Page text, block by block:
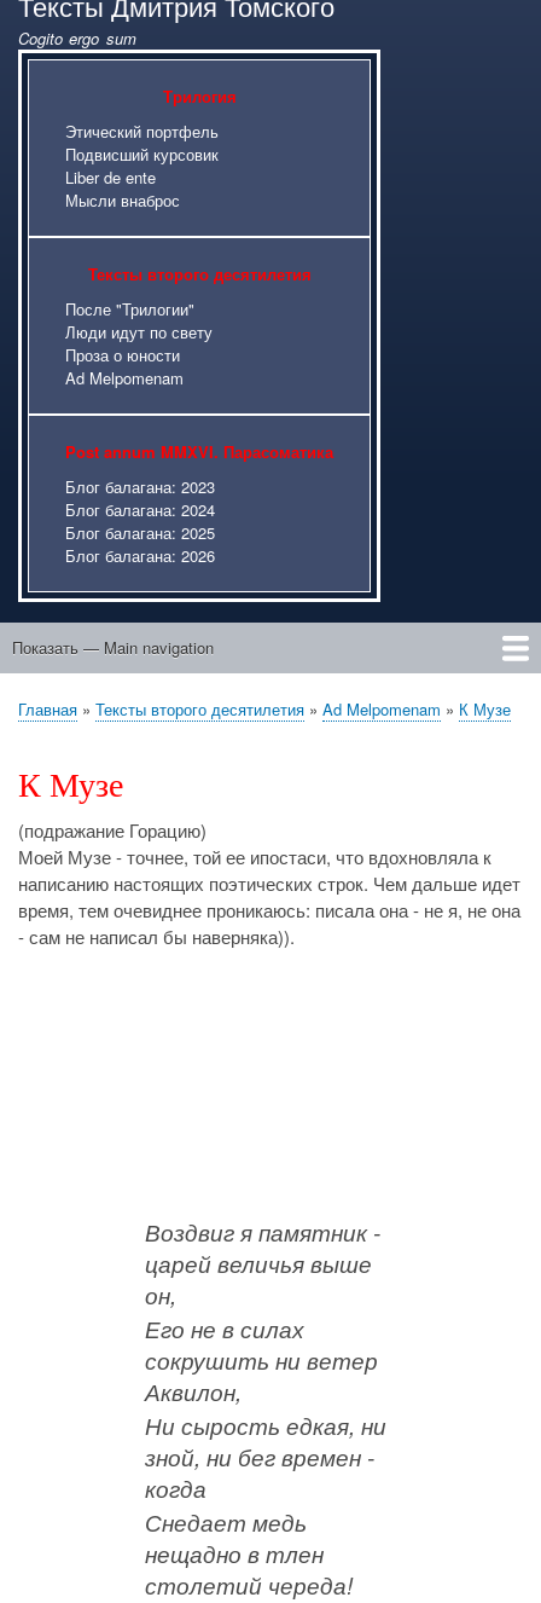
Cogito ergo sum
Трилогия
Этический портфель
Подвисший курсовик
Liber de ente
Мысли внаброс
Тексты второго десятилетия
После "Трилогии"
Люди идут по свету
Проза о юности
Ad Melpomenam
Post annum MMXVI. Парасоматика
Блог балагана: 2023
Блог балагана: 2024
Блог балагана: 2025
Блог балагана: 2026
Main
Показать — Main navigation
Главная
Этический портфель
Подвисший курсовик
Liber de ente
Мысли внаброс
После "Трилогии"
Люди идут по свету
Проза о юности
Парасоматика
К Музе
Строка
Главная Тексты второго десятилетия Ad Melpomenam К Музе
К Музе
(подражание Горацию)
Моей Музе - точнее, той ее ипостаси, что вдохновляла к
написанию настоящих поэтических строк. Чем дальше идет
время, тем очевиднее проникаюсь: писала она - не я, не она
- сам не написал бы наверняка)).
Воздвиг я памятник -
царей величья выше
он,
Его не в силах
сокрушить ни ветер
Аквилон,
Ни сырость едкая, ни
зной, ни бег времен -
когда
Снедает медь
нещадно в тлен
столетий череда!